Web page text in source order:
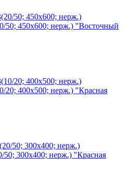
450х600; нерж.) "Восточный
400х500; нерж.) "Красная
300х400; нерж.) "Красная